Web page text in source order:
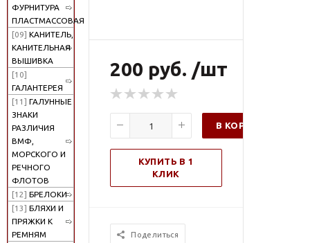
ФУРНИТУРА
ПЛАСТМАССОВАЯ
[09] КАНИТЕЛЬ,
КАНИТЕЛЬНАЯ
ВЫШИВКА
[10]
ГАЛАНТЕРЕЯ
[11] ГАЛУННЫЕ
ЗНАКИ
РАЗЛИЧИЯ
ВМФ,
МОРСКОГО И
РЕЧНОГО
ФЛОТОВ
[12] БРЕЛОКИ
[13] БЛЯХИ И
ПРЯЖКИ К
РЕМНЯМ
200 руб. /шт
В КОРЗИНУ
КУПИТЬ В 1
КЛИК
Поделиться